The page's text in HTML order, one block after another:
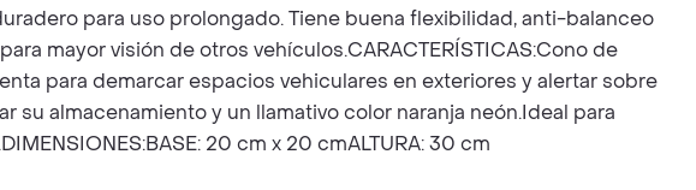
para uso prolongado. Tiene buena flexibilidad, anti-balanceo
mayor visión de otros vehículos.CARACTERÍSTICAS:Cono de
para demarcar espacios vehiculares en exteriores y alertar sobre
almacenamiento y un llamativo color naranja neón.Ideal para
20 cm x 20 cmALTURA: 30 cm